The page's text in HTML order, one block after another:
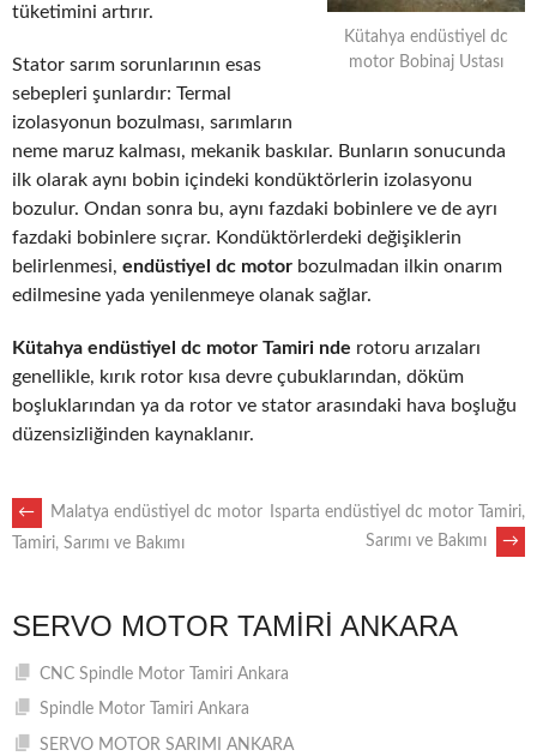
Kütahya endüstiyel dc
motor Bobinaj Ustası
tüketimini artırır.
Stator sarım sorunlarının esas
sebepleri şunlardır: Termal
izolasyonun bozulması, sarımların
neme maruz kalması, mekanik baskılar. Bunların sonucunda
ilk olarak aynı bobin içindeki kondüktörlerin izolasyonu
bozulur. Ondan sonra bu, aynı fazdaki bobinlere ve de ayrı
fazdaki bobinlere sıçrar. Kondüktörlerdeki değişiklerin
belirlenmesi, endüstiyel dc motor bozulmadan ilkin onarım
edilmesine yada yenilenmeye olanak sağlar.
Kütahya endüstiyel dc motor Tamiri nde rotoru arızaları
genellikle, kırık rotor kısa devre çubuklarından, döküm
boşluklarından ya da rotor ve stator arasındaki hava boşluğu
düzensizliğinden kaynaklanır.
POST
←
Malatya endüstiyel dc motor
Tamiri, Sarımı ve Bakımı
Isparta endüstiyel dc motor Tamiri,
Sarımı ve Bakımı
→
SERVO MOTOR TAMIRI ANKARA
CNC Spindle Motor Tamiri Ankara
Spindle Motor Tamiri Ankara
SERVO MOTOR SARIMI ANKARA